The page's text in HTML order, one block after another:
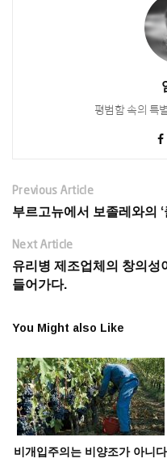
평범함 속의 특
Previous Article
부르고뉴에서 보졸레와의
Next Article
유리병 제조업체의 창의성
들어가다.
You Might also Like
비개입주의는 비양조가 아니다